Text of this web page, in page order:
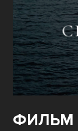
ФИЛЬМ